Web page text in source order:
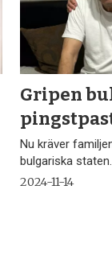
Gripen
Nu kräver
bulgariska staten.
2024-11-14